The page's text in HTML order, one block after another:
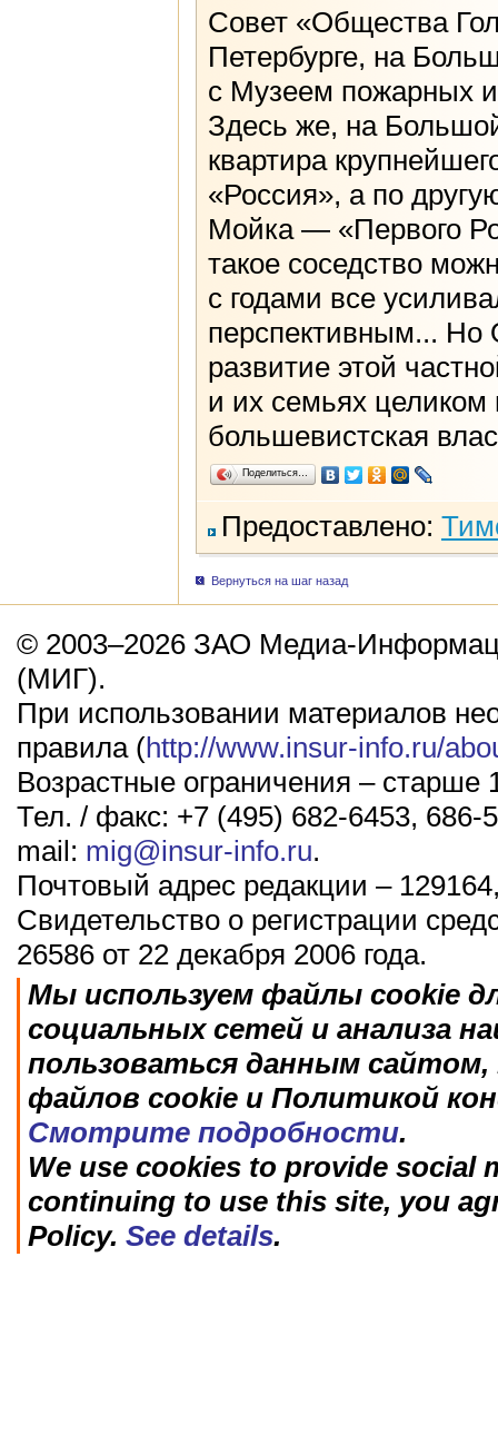
Совет «Общества
Петербурге, на
с Музеем пожарных
Здесь же, на
квартира
«Россия», а по
Мойка — «Первого
такое соседство
с годами все
перспективным... Но
развитие этой
и их семьях целиком
большевистская
Поделиться…
Предоставлено:
Вернуться на шаг назад
© 2003–2026 ЗАО Медиа-
(МИГ).
При использовании материалов
правила (http://www.insur-info.ru/
Возрастные ограничения – старше
Тел. / факс: +7 (495) 682-6453, 686-
mail: mig@insur-info.ru.
Почтовый адрес редакции –
Свидетельство о регистрации
26586 от 22 декабря 2006 года.
Мы используем файлы cookie
социальных сетей и анализа
пользоваться данным
файлов cookie и Политикой
Смотрите подробности.
We use cookies to provide social
continuing to use this site, you
Policy. See details.